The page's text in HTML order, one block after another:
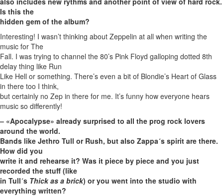
Is this the
hidden gem of the album?
Interesting! I wasn’t thinking about Zeppelin at all when writing the
music for The
Fall. I was trying to channel the 80’s Pink Floyd galloping dotted 8th
delay thing like Run
Like Hell or something. There’s even a bit of Blondie’s Heart of Glass
in there too I think,
but certainly no Zep in there for me. It’s funny how everyone hears
music so differently!
– «Apocalypse» already surprised to all the prog rock lovers
around the world.
Bands like Jethro Tull or Rush, but also Zappa´s spirit are there.
How did you
write it and rehearse it? Was it piece by piece and you just
recorded the stuff (like
in Tull´s Thick as a brick) or you went into the studio with
everything written?